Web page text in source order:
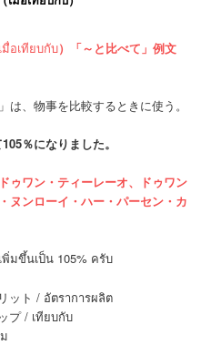
เมื่อเทียบกับ）「～と比べて」例文
は、物事を比較するときに使う。
105％になりました。
ゥワン・ティーレーオ、ドゥワン
ヌンローイ・ハー・パーセン・カ
พิ่มขึ้นเป็น 105% ครับ
ット / อัตราการผลิต
プ / เทียบกับ